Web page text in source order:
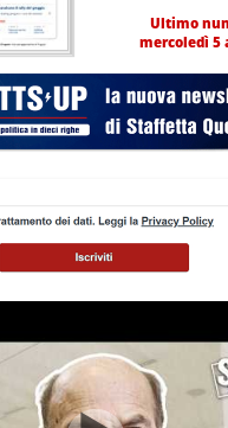
e indicazioni dell'extra-rete. Lo
Ultimo
mercoledì 5